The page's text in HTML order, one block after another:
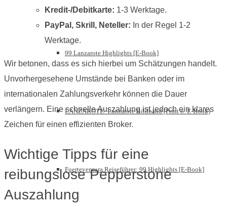
99 Lanzarote Highlights [E-Book]
LANZAROTE: Lanzarote Bildband (Print o. E-Book)
Fuerteventura Reiseführer: 99 Highlights [E-Book]
Kredit-/Debitkarte: 1-3 Werktage.
PayPal, Skrill, Neteller: In der Regel 1-2
Werktage.
Wir betonen, dass es sich hierbei um Schätzungen handelt.
Unvorhergesehene Umstände bei Banken oder im
internationalen Zahlungsverkehr können die Dauer
verlängern. Eine schnelle Auszahlung ist jedoch ein klares
Zeichen für einen effizienten Broker.
Wichtige Tipps für eine
reibungslose Pepperstone
Auszahlung